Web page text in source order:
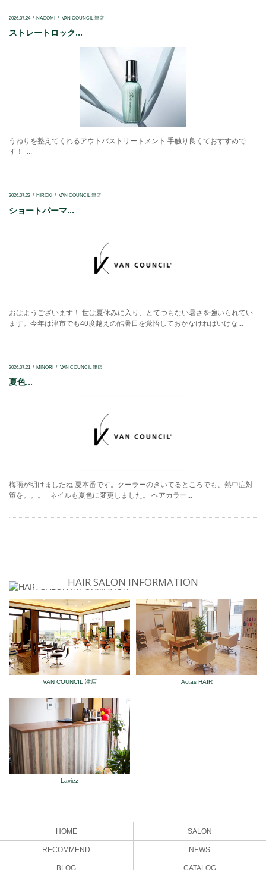
2026.07.24 NAGOMI VAN COUNCIL 津店
ストレートロック...
うねりを整えてくれるアウトバストリートメント 手触り良くておすすめで
す！ ...
2026.07.23 HIROKI VAN COUNCIL 津店
ショートパーマ...
おはようございます！ 世は夏休みに入り、とてつもない暑さを強いられてい
ます。今年は津市でも40度越えの酷暑日を覚悟しておかなければいけな...
2026.07.21 MINORI VAN COUNCIL 津店
夏色...
梅雨が明けましたね 夏本番です。クーラーのきいてるところでも、熱中症対
策を。。。 ネイルも夏色に変更しました。 ヘアカラー...
HAIR SALON INFORMATION
VAN COUNCIL 津店 Actas HAIR
Laviez
HOME SALON
RECOMMEND NEWS
BLOG CATALOG